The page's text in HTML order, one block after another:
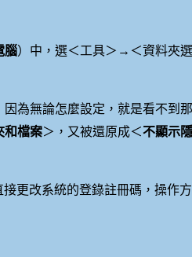
腦）中，選＜工具＞→＜資料夾
為無論怎麼設定，就是看不到
和檔案＞，又被還原成＜不顯示
更改系統的登錄註冊碼，操作方